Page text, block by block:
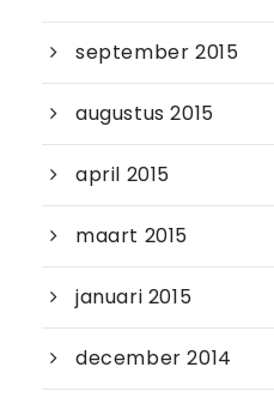
september 2015
augustus 2015
april 2015
maart 2015
januari 2015
december 2014